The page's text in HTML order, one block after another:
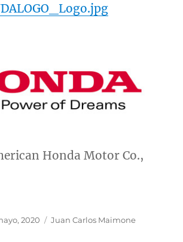
Honda Motor Co.,
2020 Categorías
Juan Carlos Maimone